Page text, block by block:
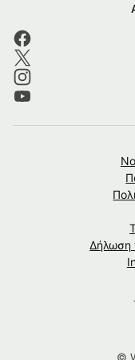
Δήλωση
©